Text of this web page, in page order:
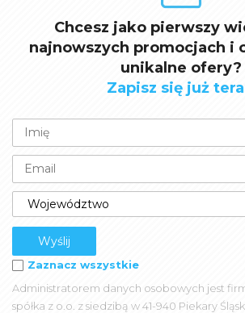
Chcesz jako pierwszy
najnowszych promocjach i
unikalne ofery?
Zapisz się już
Zaznacz wszystkie
Administratorem danych osobowych jest
spółka z o.o. z siedzibą w 41-940 Piekary